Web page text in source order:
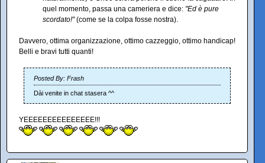
quel momento, passa una cameriera e dice: "Ed è pure
scordato!"(come se la colpa fosse nostra).
Davvero, ottima organizzazione, ottimo cazzeggio, ottimo handicap!
Belli e bravi tutti quanti!
Posted By: Frash
Dài venite in chat stasera ^^
YEEEEEEEEEEEEEEE!!!